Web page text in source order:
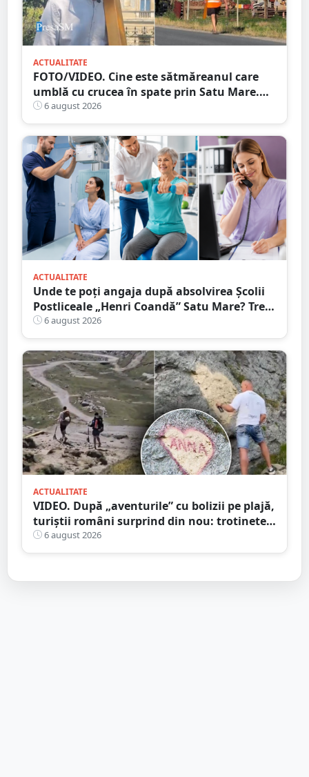
ACTUALITATE
FOTO/VIDEO. Cine este sătmăreanul care
umblă cu crucea în spate prin Satu Mare.
De ce face acest gest
6 august 2026
ACTUALITATE
Unde te poți angaja după absolvirea Școlii
Postliceale „Henri Coandă” Satu Mare? Trei
calificări medicale, numeroase oportunități
de carieră
6 august 2026
ACTUALITATE
VIDEO. După „aventurile” cu bolizii pe plajă,
turiștii români surprind din nou: trotinete
pe Bucegi și declarații de dragoste pe stânci
6 august 2026